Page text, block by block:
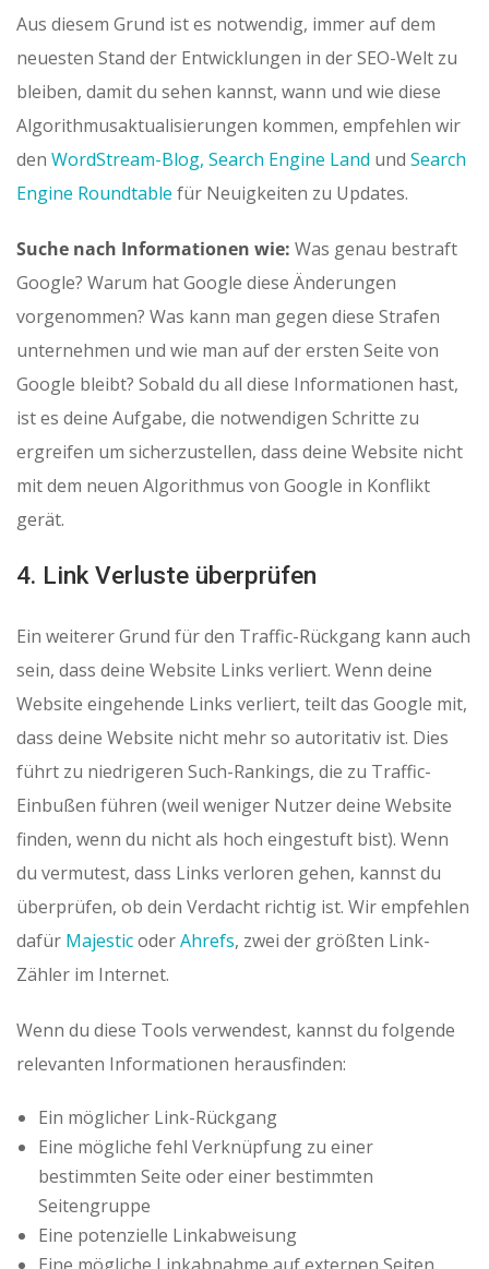
Aus diesem Grund ist es notwendig, immer auf dem
neuesten Stand der Entwicklungen in der SEO-Welt zu
bleiben, damit du sehen kannst, wann und wie diese
Algorithmusaktualisierungen kommen, empfehlen wir
den WordStream-Blog, Search Engine Land und Search
Engine Roundtable für Neuigkeiten zu Updates.
Suche nach Informationen wie: Was genau bestraft
Google? Warum hat Google diese Änderungen
vorgenommen? Was kann man gegen diese Strafen
unternehmen und wie man auf der ersten Seite von
Google bleibt? Sobald du all diese Informationen hast,
ist es deine Aufgabe, die notwendigen Schritte zu
ergreifen um sicherzustellen, dass deine Website nicht
mit dem neuen Algorithmus von Google in Konflikt
gerät.
4. Link Verluste überprüfen
Ein weiterer Grund für den Traffic-Rückgang kann auch
sein, dass deine Website Links verliert. Wenn deine
Website eingehende Links verliert, teilt das Google mit,
dass deine Website nicht mehr so ​​autoritativ ist. Dies
führt zu niedrigeren Such-Rankings, die zu Traffic-
Einbußen führen (weil weniger Nutzer deine Website
finden, wenn du nicht als hoch eingestuft bist). Wenn
du vermutest, dass Links verloren gehen, kannst du
überprüfen, ob dein Verdacht richtig ist. Wir empfehlen
dafür MajesticoderAhrefs, zwei der größten Link-
Zähler im Internet.
Wenn du diese Tools verwendest, kannst du folgende
relevanten Informationen herausfinden:
Ein möglicher Link-Rückgang
Eine mögliche fehl Verknüpfung zu einer
bestimmten Seite oder einer bestimmten
Seitengruppe
Eine potenzielle Linkabweisung